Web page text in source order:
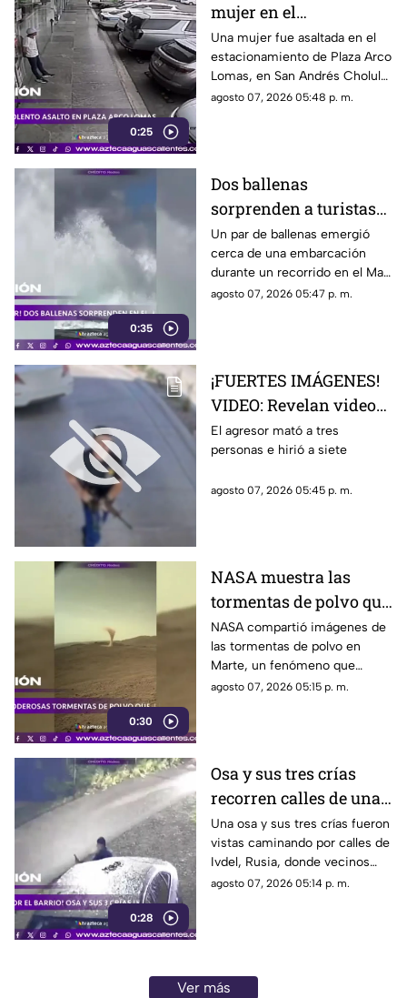
0:25
mujer en el
estacionamiento de
Plaza Arco Lomas
Una mujer fue asaltada en el
estacionamiento de Plaza Arco
Lomas, en San Andrés Cholula.
El ataque quedó registrado por
agosto 07, 2026 05:48 p. m.
0:35
Dos ballenas
sorprenden a turistas
durante avistamiento
en el Mar de Cortés
Un par de ballenas emergió
cerca de una embarcación
durante un recorrido en el Mar
de Cortés. El avistamiento fue
agosto 07, 2026 05:47 p. m.
¡FUERTES IMÁGENES!
VIDEO: Revelan videos
de seguridad del tiroteo
realizado en famosa
hamburguesas en
El agresor mató a tres
personas e hirió a siete
agosto 07, 2026 05:45 p. m.
0:30
NASA muestra las
tormentas de polvo que
cubren Marte
NASA compartió imágenes de
las tormentas de polvo en
Marte, un fenómeno que
puede extenderse por miles de
agosto 07, 2026 05:15 p. m.
0:28
Osa y sus tres crías
recorren calles de una
ciudad en Rusia
Una osa y sus tres crías fueron
vistas caminando por calles de
Ivdel, Rusia, donde vecinos
reportan un aumento en los
agosto 07, 2026 05:14 p. m.
Ver más